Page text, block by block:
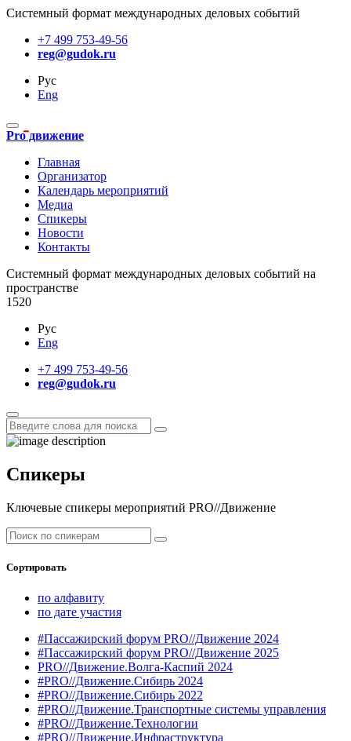
Системный формат международных деловых событий
+7 499 753-49-56
reg@gudok.ru
Рус
Eng
Pro движение
Главная
Организатор
Календарь мероприятий
Медиа
Спикеры
Новости
Контакты
Cистемный формат международных деловых событий на
пространстве
1520
Рус
Eng
+7 499 753-49-56
reg@gudok.ru
Спикеры
Ключевые спикеры мероприятий PRO//Движение
Сортировать
по алфавиту
по дате участия
#Пассажирский форум PRO//Движение 2024
#Пассажирский форум PRO//Движение 2025
PRO//Движение.Волга-Каспий 2024
#PRO//Движение.Сибирь 2024
#PRO//Движение.Сибирь 2022
#PRO//Движение.Транспортные системы управления
#PRO//Движение.Технологии
#PRO//Движение.Инфраструктура